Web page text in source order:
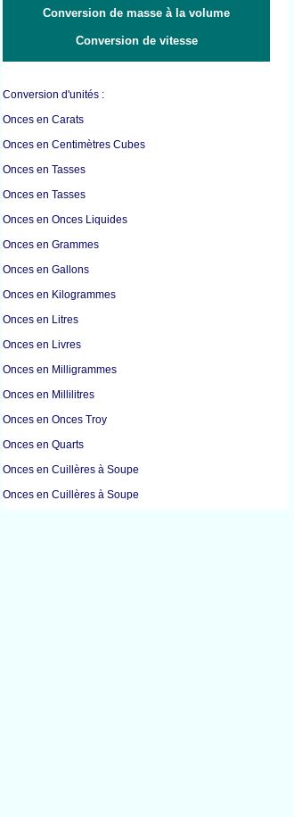
Conversion de masse à la volume
Conversion de vitesse
Conversion d'unités :
Onces en Carats
Onces en Centimètres Cubes
Onces en Tasses
Onces en Tasses
Onces en Onces Liquides
Onces en Grammes
Onces en Gallons
Onces en Kilogrammes
Onces en Litres
Onces en Livres
Onces en Milligrammes
Onces en Millilitres
Onces en Onces Troy
Onces en Quarts
Onces en Cuillères à Soupe
Onces en Cuillères à Soupe